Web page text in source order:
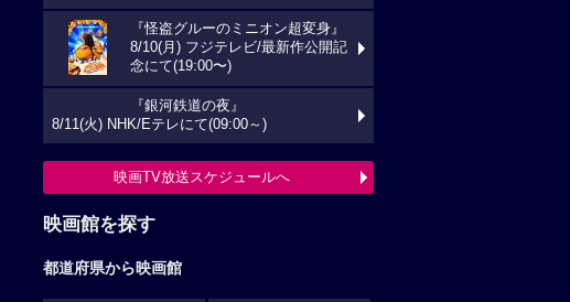
『怪盗グルーのミニオン超変身』
8/10(月) フジテレビ/最新作公開記
念にて(19:00〜)
『銀河鉄道の夜』
8/11(火) NHK/Eテレにて(09:00～)
映画TV放送スケジュールへ
映画館を探す
都道府県から映画館